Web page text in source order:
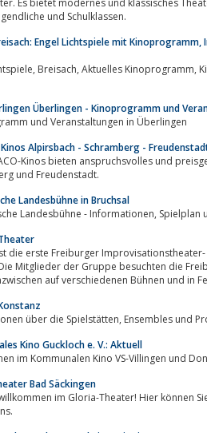
Jugendliche und Schulklassen.
Engel Lichtspiele mit
Infos, Online-Tickets, News, Events und vieles
Überlingen - Kinoprogramm und
und Veranstaltungen in Überlingen
Kinos Alpirsbach - Schramberg -
Kinos bieten anspruchsvolles und
und Freudenstadt.
Landesbühne in Bruchsal
Die Badische Landesbühne -
erste Freiburger Improvisationstheater- und Dinner-Krimi-
Mitglieder der Gruppe besuchten die
auf verschiedenen Bühnen und in
Informationen über die Spielstätten,
Kino Guckloch e. V.: Aktuell
im Kommunalen Kino VS-Villingen und
Bad Säckingen
im Gloria-Theater! Hier können